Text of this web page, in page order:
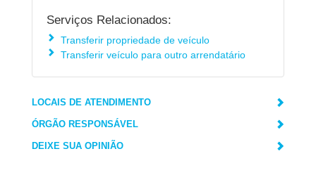
Serviços Relacionados:
Transferir propriedade de veículo
Transferir veículo para outro arrendatário
LOCAIS DE ATENDIMENTO
ÓRGÃO RESPONSÁVEL
DEIXE SUA OPINIÃO